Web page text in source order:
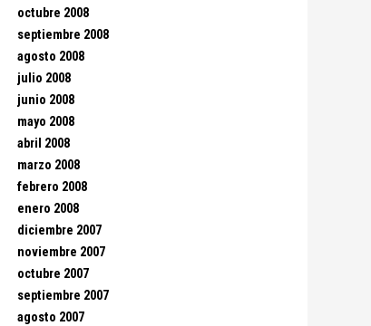
octubre 2008
septiembre 2008
agosto 2008
julio 2008
junio 2008
mayo 2008
abril 2008
marzo 2008
febrero 2008
enero 2008
diciembre 2007
noviembre 2007
octubre 2007
septiembre 2007
agosto 2007